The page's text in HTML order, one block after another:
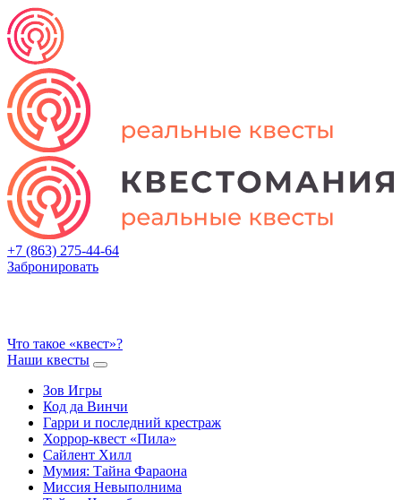
+7 (863) 275-44-64
Забронировать
Что такое «квест»?
Наши квесты
Зов Игры
Код да Винчи
Гарри и последний крестраж
Хоррор-квест «Пила»
Сайлент Хилл
Мумия: Тайна Фараона
Миссия Невыполнима